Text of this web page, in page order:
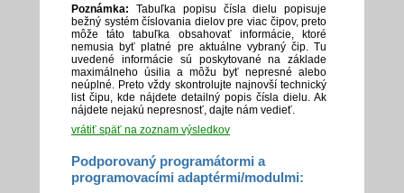
Poznámka: Tabuľka popisu čísla dielu popisuje
bežný systém číslovania dielov pre viac čipov, preto
môže táto tabuľka obsahovať informácie, ktoré
nemusia byť platné pre aktuálne vybraný čip. Tu
uvedené informácie sú poskytované na základe
maximálneho úsilia a môžu byť nepresné alebo
neúplné. Preto vždy skontrolujte najnovší technický
list čipu, kde nájdete detailný popis čísla dielu. Ak
nájdete nejakú nepresnosť, dajte nám vedieť.
vrátiť späť na zoznam výsledkov
Podporovaný programátormi a
programovacími adaptérmi/modulmi: